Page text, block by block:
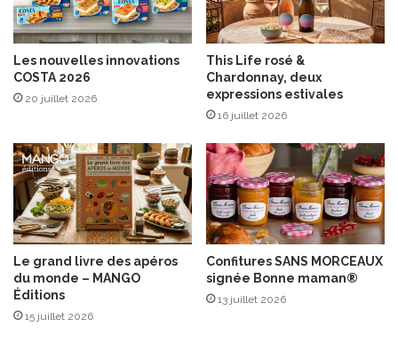
r
o
n
a
u
x
i
t
o
n
T
e
Les nouvelles innovations
COSTA 2026
20 juillet 2026
This Life rosé &
Chardonnay, deux
expressions estivales
16 juillet 2026
Le grand livre des apéros
du monde – MANGO
Éditions
15 juillet 2026
Confitures SANS MORCEAUX
signée Bonne maman®
13 juillet 2026